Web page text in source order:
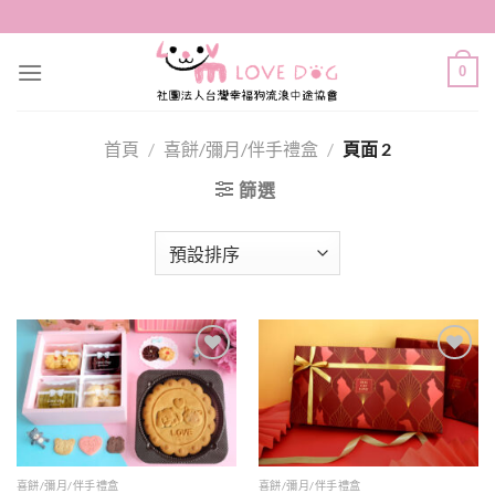
to
content
0
首頁 / 喜餅/彌月/伴手禮盒 / 頁面 2
篩選
Add to
wishlist
喜餅/彌月/伴手禮盒
Add to
wishlist
喜餅/彌月/伴手禮盒